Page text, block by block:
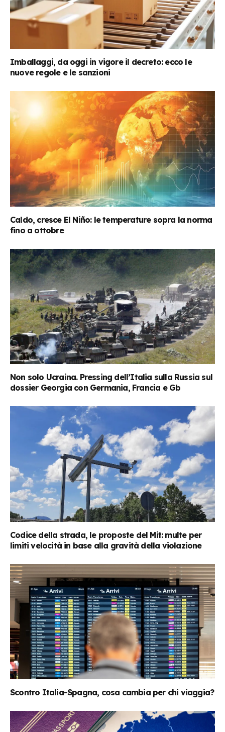
Imballaggi, da oggi in vigore il decreto: ecco le
nuove regole e le sanzioni
Caldo, cresce El Niño: le temperature sopra la norma
fino a ottobre
Non solo Ucraina. Pressing dell’Italia sulla Russia sul
dossier Georgia con Germania, Francia e Gb
Codice della strada, le proposte del Mit: multe per
limiti velocità in base alla gravità della violazione
Scontro Italia-Spagna, cosa cambia per chi viaggia?